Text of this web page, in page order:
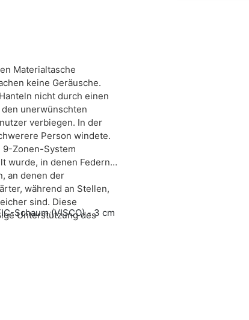
Materialtasche
keine Geräusche.
nicht durch einen
unerwünschten
verbiegen. In der
Person windete.
9-Zonen-System
wurde, in denen Federn
an denen der
während an Stellen,
sind. Diese
Unterstützung des
Schaum (VISCO) - 3 cm